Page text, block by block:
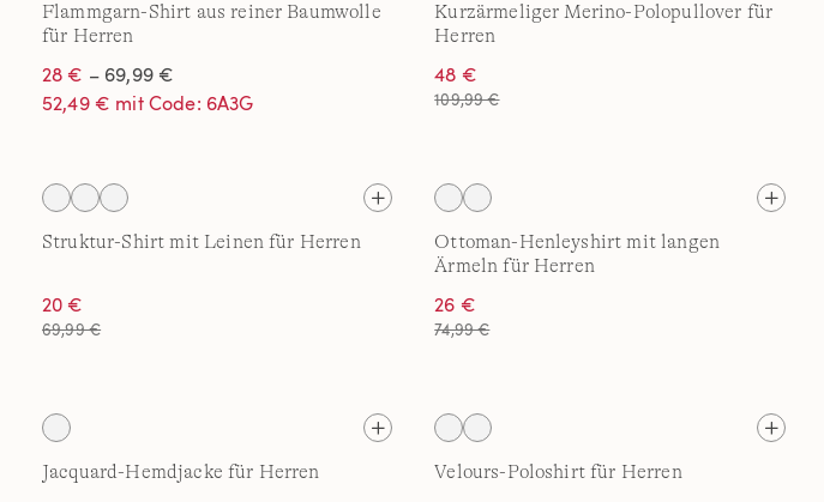
Flammgarn-Shirt aus reiner Baumwolle
für Herren
28 € – 69,99 €
52,49 € mit Code: 6A3G
Kurzärmeliger Merino-Polopullover für
Herren
48 €
109,99 €
Struktur-Shirt mit Leinen für Herren
20 €
69,99 €
Ottoman-Henleyshirt mit langen
Ärmeln für Herren
26 €
74,99 €
Jacquard-Hemdjacke für Herren Velours-Poloshirt für Herren